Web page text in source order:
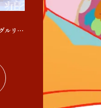
anew連続シングルリリース 第２弾『夏疵 / 水色諸事情』